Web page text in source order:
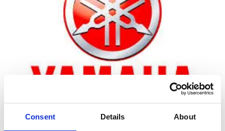
Consent Details About